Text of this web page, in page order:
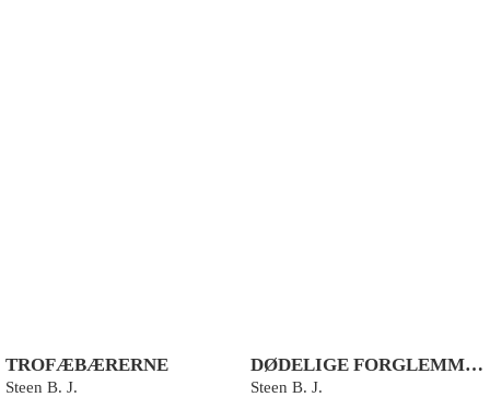
TROFÆBÆRERNE
Steen B. J.
DØDELIGE FORGLEMMELSER
Steen B. J.